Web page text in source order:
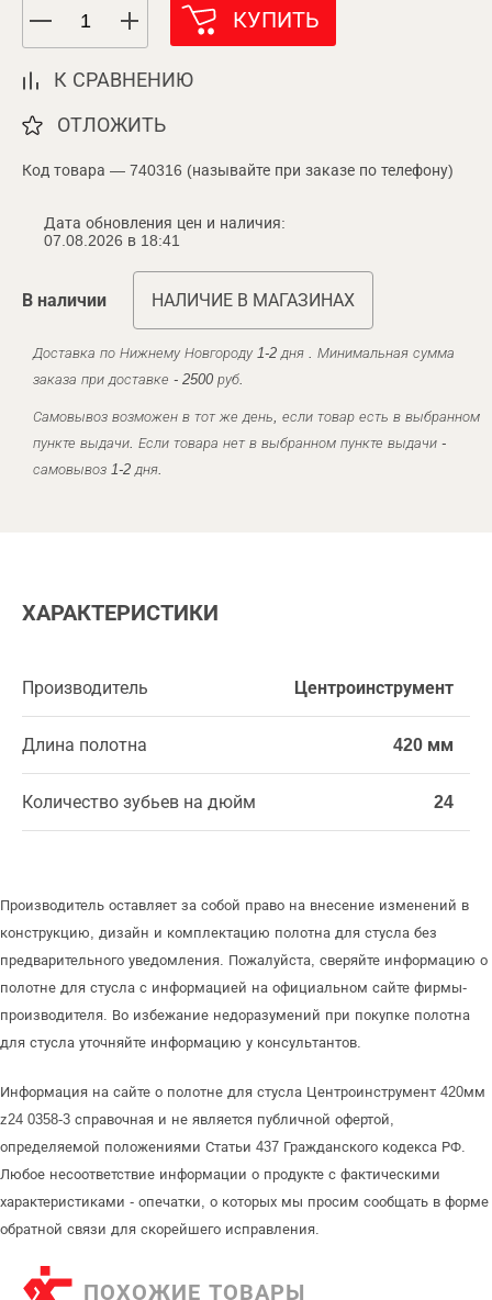
КУПИТЬ
К СРАВНЕНИЮ
ОТЛОЖИТЬ
Код товара — 740316 (называйте при заказе по телефону)
Дата обновления цен и наличия:
07.08.2026 в 18:41
В наличии НАЛИЧИЕ В МАГАЗИНАХ
Доставка по Нижнему Новгороду 1-2 дня . Минимальная сумма
заказа при доставке - 2500 руб.
Самовывоз возможен в тот же день, если товар есть в выбранном
пункте выдачи. Если товара нет в выбранном пункте выдачи -
самовывоз 1-2 дня.
ХАРАКТЕРИСТИКИ
Производитель Центроинструмент
Длина полотна 420 мм
Количество зубьев на дюйм 24
Производитель оставляет за собой право на внесение изменений в
конструкцию, дизайн и комплектацию полотна для стусла без
предварительного уведомления. Пожалуйста, сверяйте информацию о
полотне для стусла с информацией на официальном сайте фирмы-
производителя. Во избежание недоразумений при покупке полотна
для стусла уточняйте информацию у консультантов.
Информация на сайте о полотне для стусла Центроинструмент 420мм
z24 0358-3 справочная и не является публичной офертой,
определяемой положениями Статьи 437 Гражданского кодекса РФ.
Любое несоответствие информации о продукте с фактическими
характеристиками - опечатки, о которых мы просим сообщать в форме
обратной связи для скорейшего исправления.
ПОХОЖИЕ ТОВАРЫ